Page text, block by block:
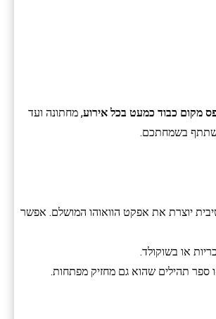
מקום כבוד כמעט בכל אירוע, מחתונה ועד
בשמחתכם.
יוצרת את אפקט הוואוהו המושלם. אפשר
או בשוקולד.
ספר תהילים שהוא גם מחזיק מפתחות.